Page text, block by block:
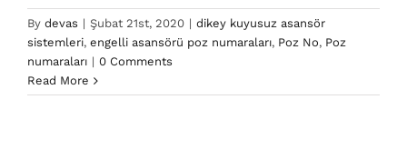
By devas | Şubat 21st, 2020 | dikey kuyusuz asansör
sistemleri, engelli asansörü poz numaraları, Poz No, Poz
numaraları | 0 Comments
Read More
924.070 Poz No
dikey kuyusuz asansör sistemleri
poz numaraları Poz No Poz numaraları